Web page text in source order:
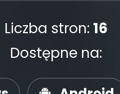
Liczba stron: 16
Dostępne na: